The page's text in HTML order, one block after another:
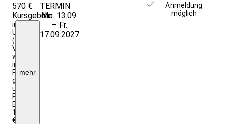
570 €
Kursgebühr
inkl.:
Unterkunft
(DZ),
Verpflegung
wie
im
Programm
genannt
und
Programmkosten.
Einzelzimmerzuschlag:
100
€.
mehr
TERMIN
Mo. 13.09.
– Fr.
17.09.2027
Anmeldung
möglich